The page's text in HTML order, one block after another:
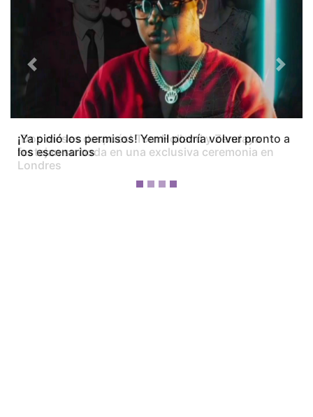
¡Dos meses después! Tom Holland y Zendaya
festejan su boda en una exclusiva ceremonia en
Londres
Previous Next